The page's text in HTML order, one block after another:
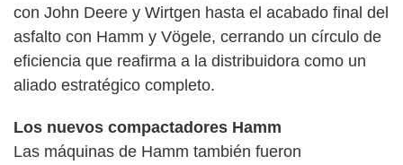
con John Deere y Wirtgen hasta el acabado final del
asfalto con Hamm y Vögele, cerrando un círculo de
eficiencia que reafirma a la distribuidora como un
aliado estratégico completo.
Los nuevos compactadores Hamm
Las máquinas de Hamm también fueron